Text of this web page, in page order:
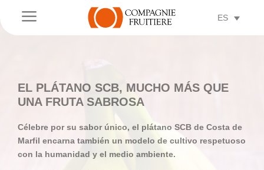
a ES
EL PLÁTANO SCB, MUCHO MÁS QUE
UNA FRUTA SABROSA
Célebre por su sabor único, el plátano SCB de Costa de
Marfil encarna también un modelo de cultivo respetuoso
con la humanidad y el medio ambiente.